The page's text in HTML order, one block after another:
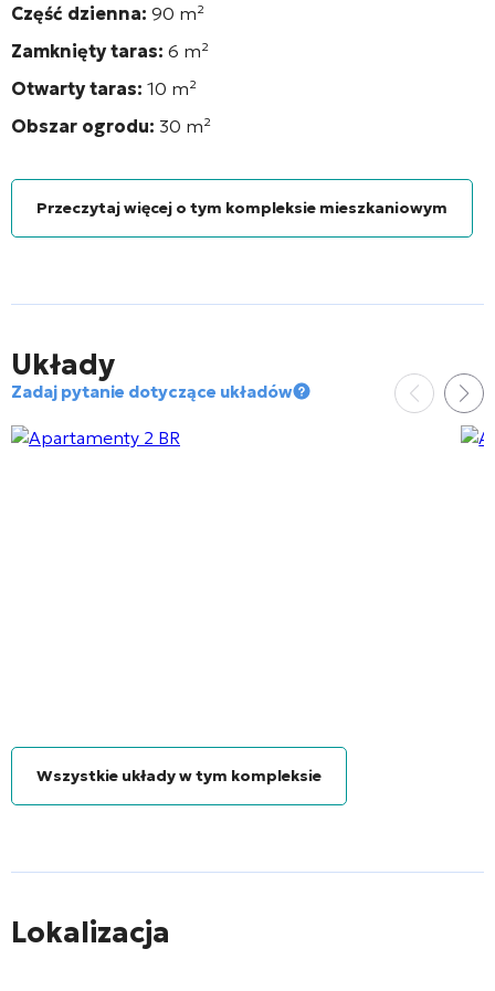
Część dzienna: 90 m²
Zamknięty taras: 6 m²
Otwarty taras: 10 m²
Obszar ogrodu: 30 m²
Przeczytaj więcej o tym kompleksie mieszkaniowym
Układy
Zadaj pytanie dotyczące układów
Wszystkie układy w tym kompleksie
Lokalizacja